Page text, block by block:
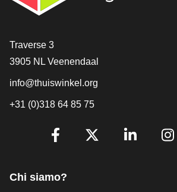
[_General:Contact]
Traverse 3
3905 NL Veenendaal
info@thuiswinkel.org
+31 (0)318 64 85 75
[_General:SocialMediaTitle]
Chi siamo?